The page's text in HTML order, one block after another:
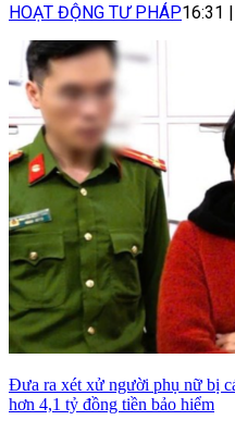
HOẠT ĐỘNG TƯ PHÁP16:31
Đưa ra xét xử người phụ nữ bị
hơn 4,1 tỷ đồng tiền bảo hiểm